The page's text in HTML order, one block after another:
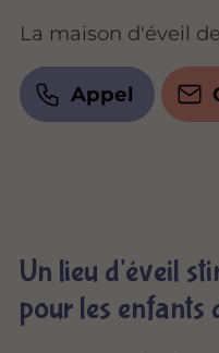
La maison d'éveil
Appel
Un lieu d'éveil
pour les enfants